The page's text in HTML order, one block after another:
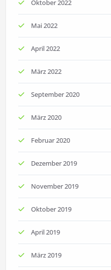
Oktober 2022
Mai 2022
April 2022
März 2022
September 2020
März 2020
Februar 2020
Dezember 2019
November 2019
Oktober 2019
April 2019
März 2019